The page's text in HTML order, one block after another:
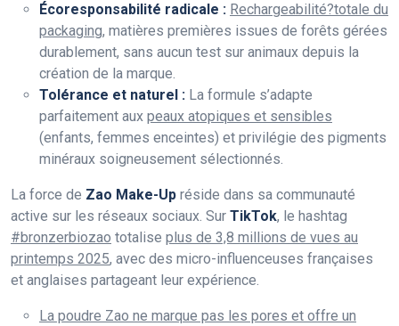
Écoresponsabilité radicale : Rechargeabilité?totale du
packaging, matières premières issues de forêts gérées
durablement, sans aucun test sur animaux depuis la
création de la marque.
Tolérance et naturel : La formule s’adapte
parfaitement aux peaux atopiques et sensibles
(enfants, femmes enceintes) et privilégie des pigments
minéraux soigneusement sélectionnés.
La force de Zao Make-Up réside dans sa communauté
active sur les réseaux sociaux. Sur TikTok, le hashtag
#bronzerbiozao totalise plus de 3,8 millions de vues au
printemps 2025, avec des micro-influenceuses françaises
et anglaises partageant leur expérience.
La poudre Zao ne marque pas les pores et offre un